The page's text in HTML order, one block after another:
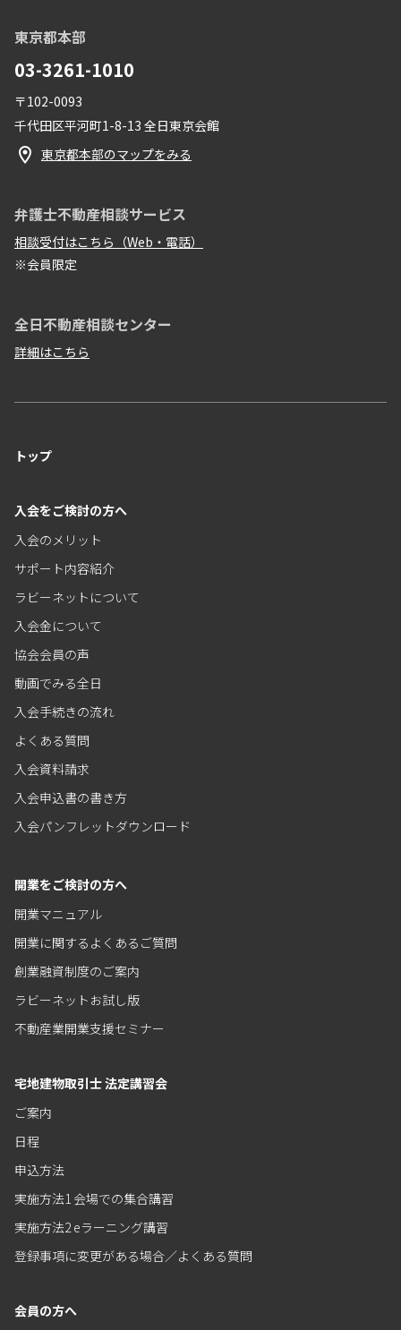
東京都本部
03-3261-1010
〒102-0093
千代田区平河町1-8-13 全日東京会館
東京都本部のマップをみる
弁護士不動産相談サービス
相談受付はこちら（Web・電話）
※会員限定
全日不動産相談センター
詳細はこちら
トップ
入会をご検討の方へ
入会のメリット
サポート内容紹介
ラビーネットについて
入会金について
協会会員の声
動画でみる全日
入会手続きの流れ
よくある質問
入会資料請求
入会申込書の書き方
入会パンフレットダウンロード
開業をご検討の方へ
開業マニュアル
開業に関するよくあるご質問
創業融資制度のご案内
ラビーネットお試し版
不動産業開業支援セミナー
宅地建物取引士 法定講習会
ご案内
日程
申込方法
実施方法1 会場での集合講習
実施方法2 eラーニング講習
登録事項に変更がある場合／よくある質問
会員の方へ